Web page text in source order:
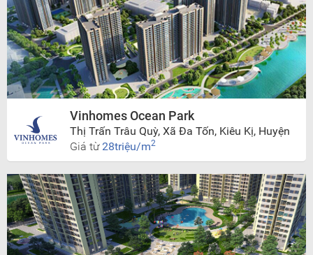
Vinhomes Ocean Park
Thị Trấn Trâu Quỳ, Xã Đa Tốn, Kiêu Kị, Huyện
Gia Lâm, Hà Nội
Giá từ 28triệu/m2